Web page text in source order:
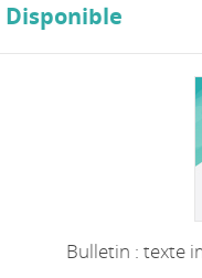
Disponible
Bulletin : texte